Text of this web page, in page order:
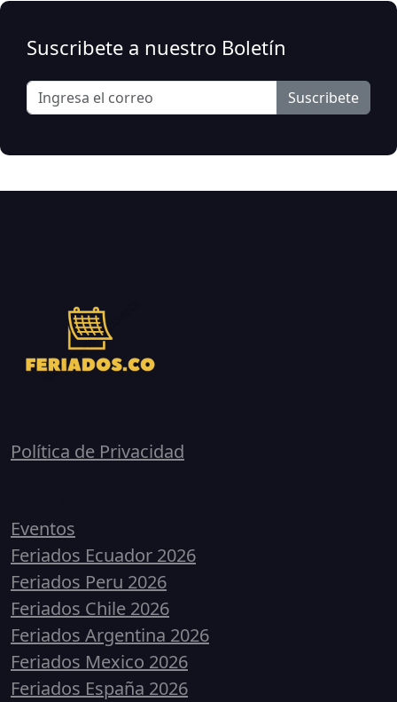
Suscribete a nuestro Boletín
Suscribete
Política de Privacidad
Eventos
Feriados Ecuador 2026
Feriados Peru 2026
Feriados Chile 2026
Feriados Argentina 2026
Feriados Mexico 2026
Feriados España 2026